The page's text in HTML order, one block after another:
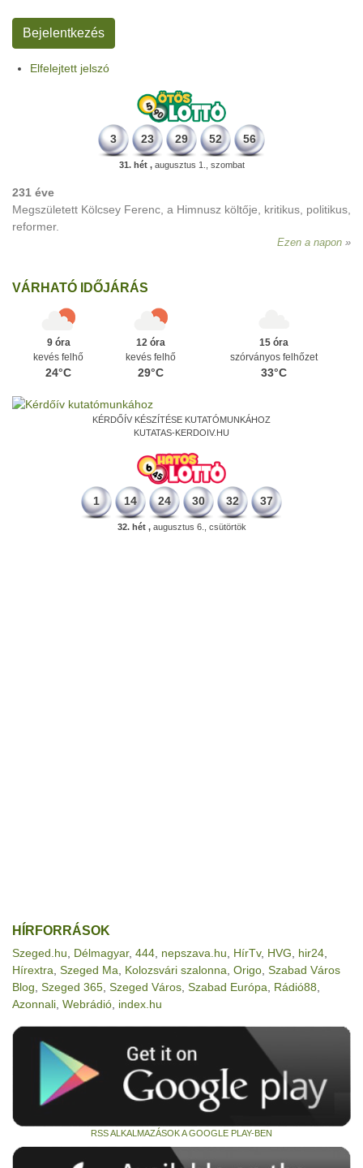
Elfelejtett jelszó
3 23 29 52 56
31. hét ,augusztus 1., szombat
231 éve
Megszületett Kölcsey Ferenc, a Himnusz költője, kritikus, politikus,
reformer.
Ezen a napon
VÁRHATÓ IDŐJÁRÁS
9 óra
kevés felhő
24°C
12 óra
kevés felhő
29°C
15 óra
szórványos felhőzet
33°C
KÉRDŐÍV KÉSZÍTÉSE KUTATÓMUNKÁHOZ
KUTATAS-KERDOIV.HU
1 14 24 30 32 37
32. hét ,augusztus 6., csütörtök
HÍRFORRÁSOK
Szeged.hu Délmagyar, 444 nepszava.hu HírTv, HVG hir24
Hírextra Szeged Ma Kolozsvári szalonna Origo Szabad Város
Blog Szeged 365 Szeged Város Szabad Európa Rádió88
Azonnali Webrádió index.hu
RSS ALKALMAZÁSOK A GOOGLE PLAY-BEN